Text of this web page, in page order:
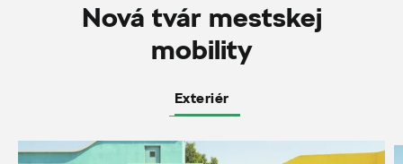
Nová tvár mestskej
mobility
Exteriér